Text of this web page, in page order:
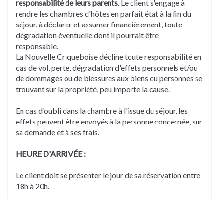
responsabilité de leurs parents. Le client s'engage à
rendre les chambres d'hôtes en parfait état à la fin du
séjour, à déclarer et assumer financièrement, toute
dégradation éventuelle dont il pourrait être
responsable.
La Nouvelle Criqueboise décline toute responsabilité en
cas de vol, perte, dégradation d'effets personnels et/ou
de dommages ou de blessures aux biens ou personnes se
trouvant sur la propriété, peu importe la cause.
En cas d'oubli dans la chambre à l'issue du séjour, les
effets peuvent être envoyés à la personne concernée, sur
sa demande et à ses frais.
HEURE D'ARRIVÉE :
Le client doit se présenter le jour de sa réservation entre
18h à 20h.